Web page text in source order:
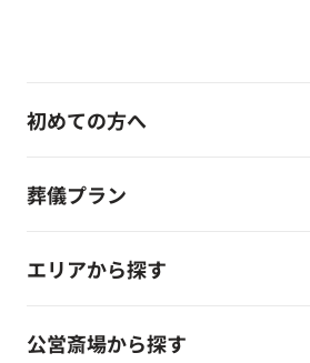
初めての方へ
葬儀プラン
エリアから探す
公営斎場から探す